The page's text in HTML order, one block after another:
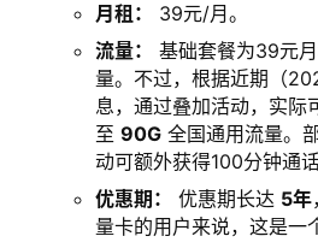
月租：
39元/月。
流量：
基础套餐为39元
量。不过，根据近期（
息，通过叠加活动，实际
至 90G 全国通用流量。
动可额外获得100分钟通话
优惠期：
优惠期长达 5年
量卡的用户来说，这是一